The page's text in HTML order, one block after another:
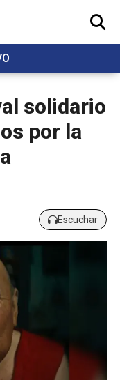
BUSCAR
solidario
por la
Escuchar